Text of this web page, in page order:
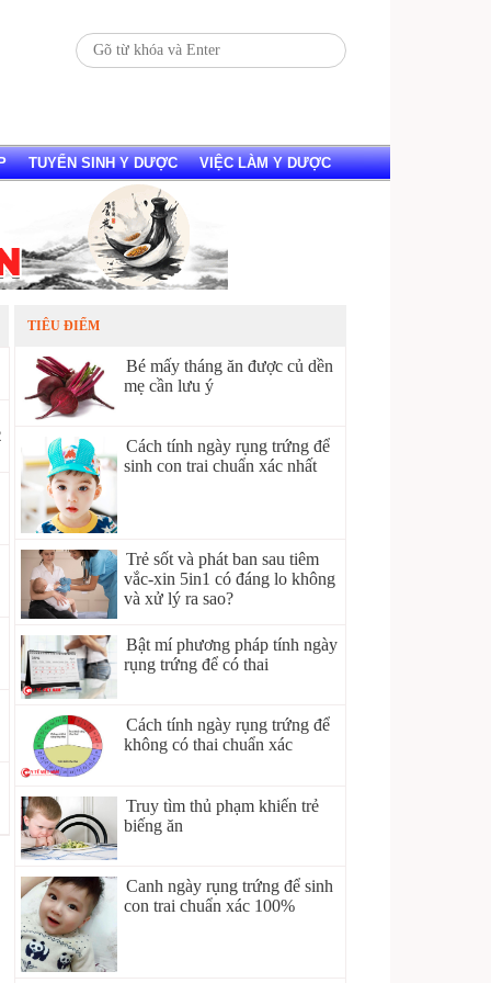
TUYỂN SINH Y DƯỢC VIỆC LÀM Y DƯỢC
TIÊU ĐIỂM
Bé mấy tháng ăn được củ dền
mẹ cần lưu ý
Cách tính ngày rụng trứng để
sinh con trai chuẩn xác nhất
Trẻ sốt và phát ban sau tiêm
vắc-xin 5in1 có đáng lo không
và xử lý ra sao?
Bật mí phương pháp tính ngày
rụng trứng để có thai
Cách tính ngày rụng trứng để
không có thai chuẩn xác
Truy tìm thủ phạm khiến trẻ
biếng ăn
Canh ngày rụng trứng để sinh
con trai chuẩn xác 100%